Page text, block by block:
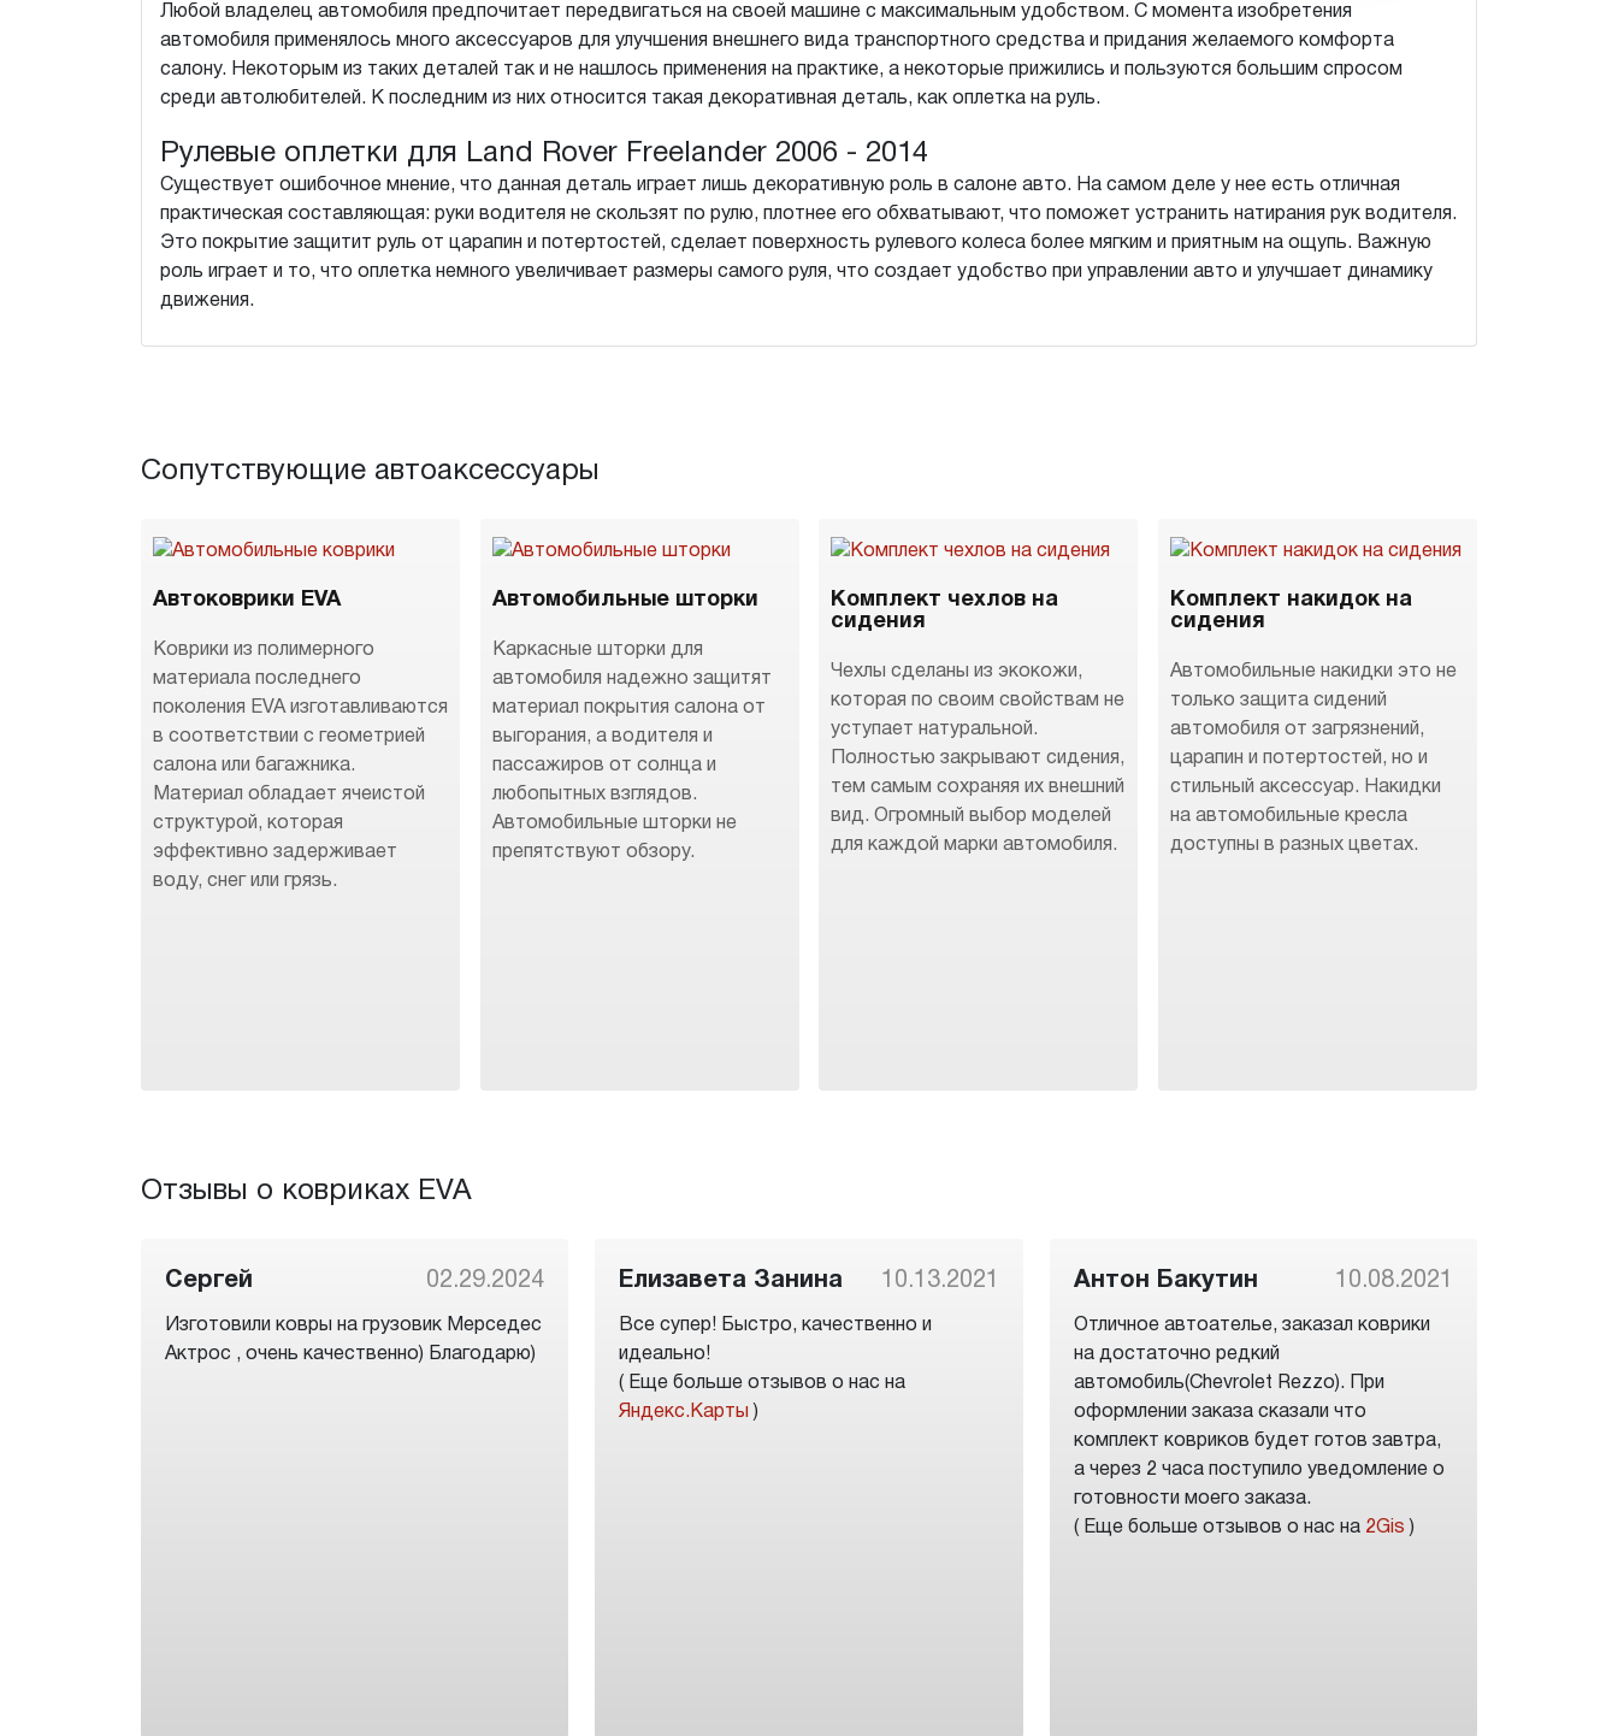
Любой владелец автомобиля предпочитает передвигаться на своей машине с максимальным удобством. С момента изобретения
автомобиля применялось много аксессуаров для улучшения внешнего вида транспортного средства и придания желаемого комфорта
салону. Некоторым из таких деталей так и не нашлось применения на практике, а некоторые прижились и пользуются большим спросом
среди автолюбителей. К последним из них относится такая декоративная деталь, как оплетка на руль.
Рулевые оплетки для Land Rover Freelander 2006 - 2014
Существует ошибочное мнение, что данная деталь играет лишь декоративную роль в салоне авто. На самом деле у нее есть отличная
практическая составляющая: руки водителя не скользят по рулю, плотнее его обхватывают, что поможет устранить натирания рук водителя.
Это покрытие защитит руль от царапин и потертостей, сделает поверхность рулевого колеса более мягким и приятным на ощупь. Важную
роль играет и то, что оплетка немного увеличивает размеры самого руля, что создает удобство при управлении авто и улучшает динамику
движения.
Сопутствующие автоаксессуары
Автоковрики EVA
Коврики из полимерного
материала последнего
поколения EVA изготавливаются
в соответствии с геометрией
салона или багажника.
Материал обладает ячеистой
структурой, которая
эффективно задерживает
воду, снег или грязь.
Автомобильные шторки
Каркасные шторки для
автомобиля надежно защитят
материал покрытия салона от
выгорания, а водителя и
пассажиров от солнца и
любопытных взглядов.
Автомобильные шторки не
препятствуют обзору.
Комплект чехлов на
сидения
Чехлы сделаны из экокожи,
которая по своим свойствам не
уступает натуральной.
Полностью закрывают сидения,
тем самым сохраняя их внешний
вид. Огромный выбор моделей
для каждой марки автомобиля.
Комплект накидок на
сидения
Автомобильные накидки это не
только защита сидений
автомобиля от загрязнений,
царапин и потертостей, но и
стильный аксессуар. Накидки
на автомобильные кресла
доступны в разных цветах.
Отзывы о ковриках EVA
Сергей 02.29.2024
Изготовили ковры на грузовик Мерседес
Актрос , очень качественно) Благодарю)
Елизавета Занина 10.13.2021
Все супер! Быстро, качественно и
идеально!
( Еще больше отзывов о нас на
Яндекс.Карты
)
Антон Бакутин 10.08.2021
Отличное автоателье, заказал коврики
на достаточно редкий
автомобиль(Chevrolet Rezzo). При
оформлении заказа сказали что
комплект ковриков будет готов завтра,
а через 2 часа поступило уведомление о
готовности моего заказа.
( Еще больше отзывов о нас на 2Gis )